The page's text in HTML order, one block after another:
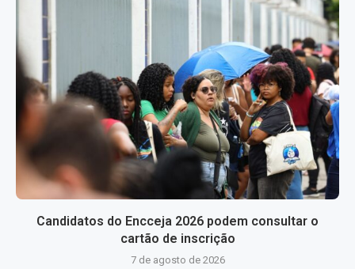
Candidatos do Encceja 2026 podem consultar o
cartão de inscrição
7 de agosto de 2026